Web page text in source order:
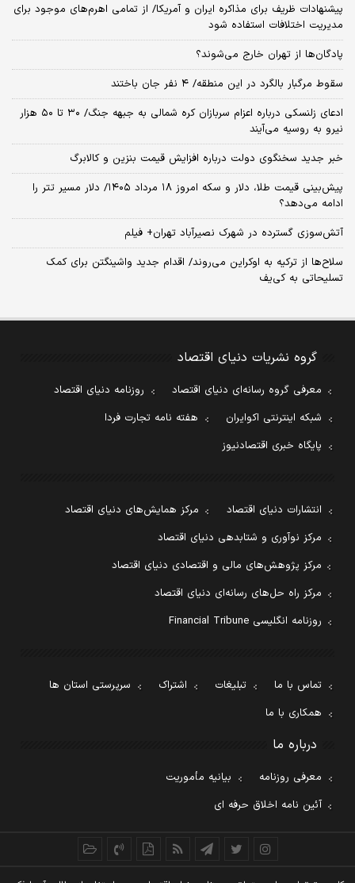
پیشنهادات ظریف برای مذاکره ایران و آمریکا/ از تمامی اهرم‌های موجود برای
مدیریت اختلافات استفاده شود
پادگان‌ها از تهران خارج می‌شوند؟
سقوط مرگبار بالگرد در این منطقه/ ۴ نفر جان باختند
ادعای زلنسکی درباره اعزام سربازان کره شمالی به جبهه جنگ/ ۳۰ تا ۵۰ هزار
نیرو به روسیه می‌آیند
خبر جدید سخنگوی دولت درباره افزایش قیمت بنزین و کالابرگ
پیش‌بینی قیمت طلا، دلار و سکه امروز ۱۸ مرداد ۱۴۰۵/ دلار مسیر تتر را
ادامه می‌دهد؟
آتش‌سوزی گسترده در شهرک نصیرآباد تهران+ فیلم
سلاح‌ها از ترکیه به اوکراین می‌روند/ اقدام جدید واشینگتن برای کمک
تسلیحاتی به کی‌یف
گروه نشریات دنیای اقتصاد
معرفی گروه رسانه‌ای دنیای اقتصاد
روزنامه دنیای اقتصاد
شبکه اینترنتی اکوایران
هفته نامه تجارت فردا
پایگاه خبری اقتصادنیوز
انتشارات دنیای اقتصاد
مرکز همایش‌های دنیای اقتصاد
مرکز نوآوری و شتابدهی دنیای اقتصاد
مرکز پژوهش‌های مالی و اقتصادی دنیای اقتصاد
مرکز راه حل‌های رسانه‌ای دنیای اقتصاد
روزنامه انگلیسی Financial Tribune
تماس با ما تبلیغات اشتراک
سرپرستی استان ها
همکاری با ما
درباره ما
معرفی روزنامه
بیانیه مأموریت
آئین نامه اخلاق حرفه ای